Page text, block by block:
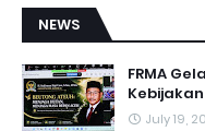
NEWS
FRMA
July 19,